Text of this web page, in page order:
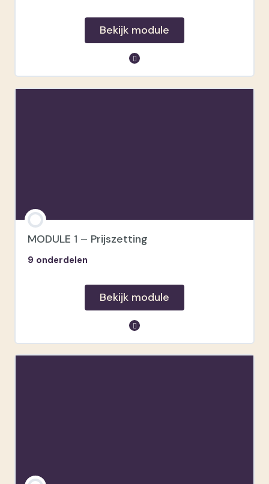
Bekijk module
module inhoud
Onze facebookgroep
Live Q&A
MODULE 1 – Prijszetting
9 onderdelen
Bekijk module
module inhoud
Tijdinvestering